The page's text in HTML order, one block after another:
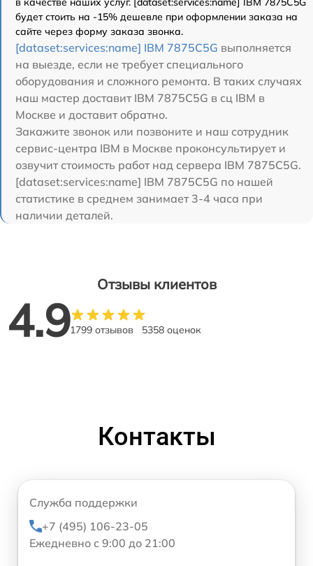
будет стоить на -15% дешевле при оформлении заказа на
сайте через форму заказа звонка.
[dataset:services:name] IBM 7875C5G выполняется
на выезде, если не требует специального
оборудования и сложного ремонта. В таких случаях
наш мастер доставит IBM 7875C5G в сц IBM в
Москве и доставит обратно.
Закажите звонок или позвоните и наш сотрудник
сервис-центра IBM в Москве проконсультирует и
озвучит стоимость работ над сервера IBM 7875C5G.
[dataset:services:name] IBM 7875C5G по нашей
статистике в среднем занимает 3-4 часа при
наличии деталей.
Отзывы клиентов
4.91799 отзывов 5358 оценок
Контакты
Служба поддержки
+7 (495) 106-23-05
Ежедневно с 9:00 до 21:00